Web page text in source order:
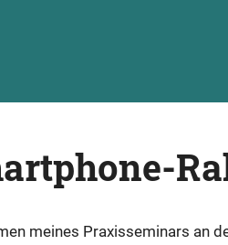
meines Praxisseminars an